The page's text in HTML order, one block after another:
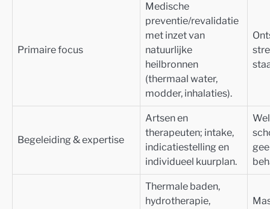
Primaire focus
Medische
preventie/revalidatie
met inzet van
natuurlijke
heilbronnen
(thermaal water,
modder, inhalaties).
Begeleiding & expertise
Artsen en
therapeuten; intake,
indicatiestelling en
individueel kuurplan.
Thermale baden,
hydrotherapie,